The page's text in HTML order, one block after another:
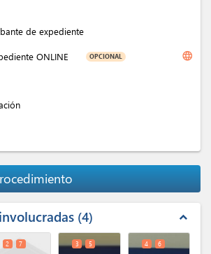
de expediente
ONLINE OPCIONAL language
4 expand_less
2 7 3 5 4 6